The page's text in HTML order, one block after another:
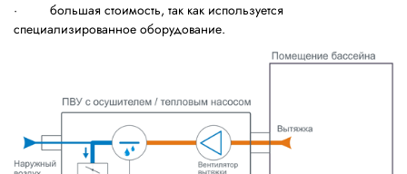
· большая стоимость, так как используется
специализированное оборудование.